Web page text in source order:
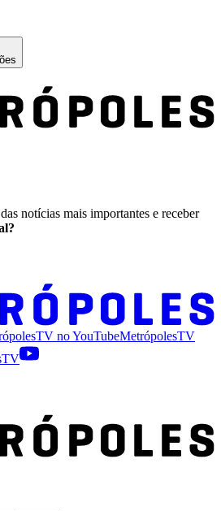
notícias mais importantes e receber
noYouTubeMetrópolesTV